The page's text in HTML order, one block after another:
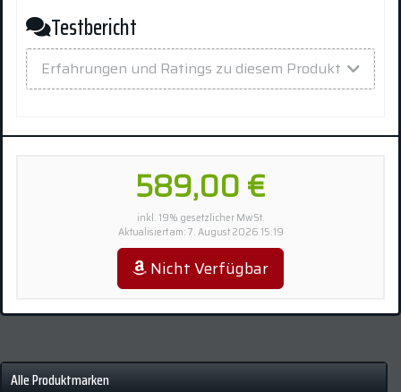
Testbericht
Erfahrungen und Ratings zu diesem Produkt
589,00 €
inkl. 19% gesetzlicher MwSt.
Aktualisiert am: 7. August 2026 15:19
Nicht Verfügbar
Alle Produktmarken